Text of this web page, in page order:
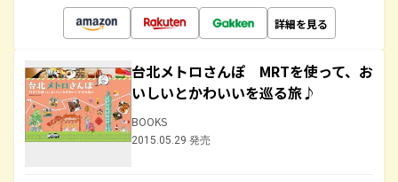
詳細を見る
台北メトロさんぽ MRTを使って、お
いしいとかわいいを巡る旅♪
BOOKS
2015.05.29 発売